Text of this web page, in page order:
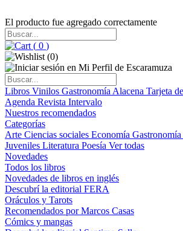
El producto fue agregado correctamente
( 0 )
(0)
Libros Vinilos Gastronomía Alacena Tarjeta
Agenda Revista Intervalo
Nuestros recomendados
Categorías
Arte Ciencias sociales Economía Gastronomía
Juveniles Literatura Poesía Ver todas
Novedades
Todos los libros
Novedades de libros en inglés
Descubrí la editorial FERA
Oráculos y Tarots
Recomendados por Marcos Casas
Cómics y mangas